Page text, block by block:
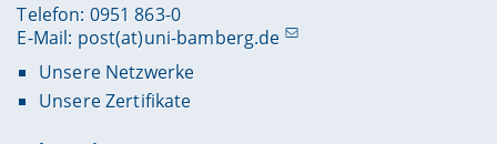
Telefon: 0951 863-0
E-Mail: post(at)uni-bamberg.de
Unsere Netzwerke
Unsere Zertifikate